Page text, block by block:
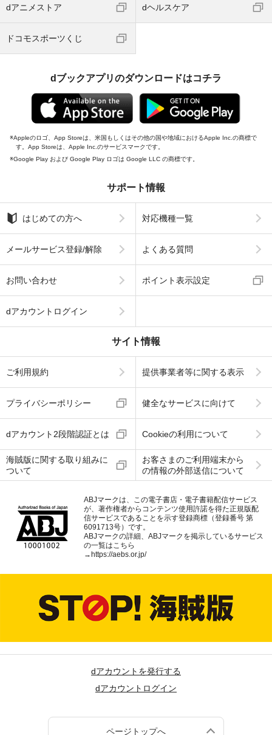
dアニメストア dヘルスケア
ドコモスポーツくじ
dブックアプリのダウンロードはコチラ
Appleのロゴ、App Storeは、米国もしくはその他の国や地域におけるApple Inc.の商標で
す。App Storeは、Apple Inc.のサービスマークです。
Google Play および Google Play ロゴは Google LLC の商標です。
サポート情報
はじめての方へ 対応機種一覧
メールサービス登録/解除 よくある質問
お問い合わせ ポイント表示設定
dアカウントログイン
サイト情報
ご利用規約 提供事業者等に関する表示
プライバシーポリシー 健全なサービスに向けて
dアカウント2段階認証とは Cookieの利用について
海賊版に関する取り組みに
ついて
お客さまのご利用端末から
の情報の外部送信について
ABJマークは、この電子書店・電子書籍配信サービス
が、著作権者からコンテンツ使用許諾を得た正規版配
信サービスであることを示す登録商標（登録番号 第
6091713号）です。
ABJマークの詳細、ABJマークを掲示しているサービス
の一覧はこちら
→https://aebs.or.jp/
dアカウントを発行する
dアカウントログイン
ページトップへ